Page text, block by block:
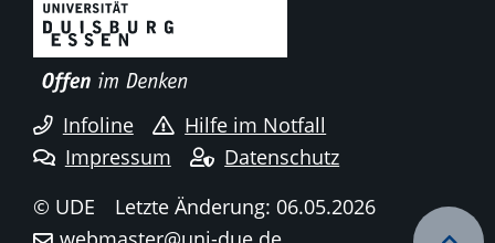
Infoline
Hilfe im Notfall
Impressum
Datenschutz
© UDE
Letzte Änderung: 06.05.2026